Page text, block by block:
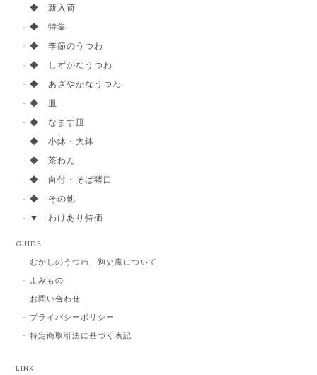
◆ 新入荷
◆ 特集
◆ 季節のうつわ
◆ しずかなうつわ
◆ あざやかなうつわ
◆ 皿
◆ なます皿
◆ 小鉢・大鉢
◆ 茶わん
◆ 向付・そば猪口
◆ その他
▼ わけあり特価
GUIDE
むかしのうつわ 迦史庵について
よみもの
お問い合わせ
プライバシーポリシー
特定商取引法に基づく表記
LINK